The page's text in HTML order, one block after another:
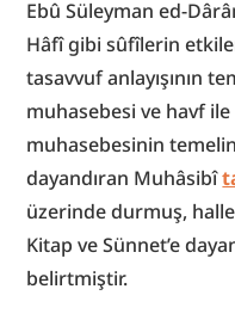
Ebû Süleyman ed-
Hâfî gibi sûfîlerin
tasavvuf anlayışının
muhasebesi ve havf ile
muhasebesinin
dayandıran Muhâsibî
üzerinde durmuş,
Kitap ve Sünnet’e
belirtmiştir.